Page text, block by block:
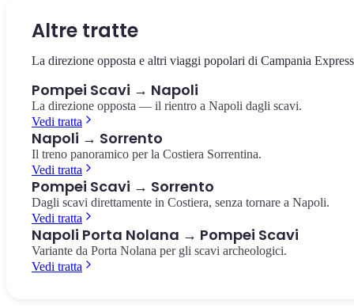
Altre tratte
La direzione opposta e altri viaggi popolari di Campania
Pompei Scavi → Napoli
La direzione opposta — il rientro a Napoli dagli scavi.
Vedi tratta
Napoli → Sorrento
Il treno panoramico per la Costiera Sorrentina.
Vedi tratta
Pompei Scavi → Sorrento
Dagli scavi direttamente in Costiera, senza tornare a Napoli.
Vedi tratta
Napoli Porta Nolana → Pompei Scavi
Variante da Porta Nolana per gli scavi archeologici.
Vedi tratta